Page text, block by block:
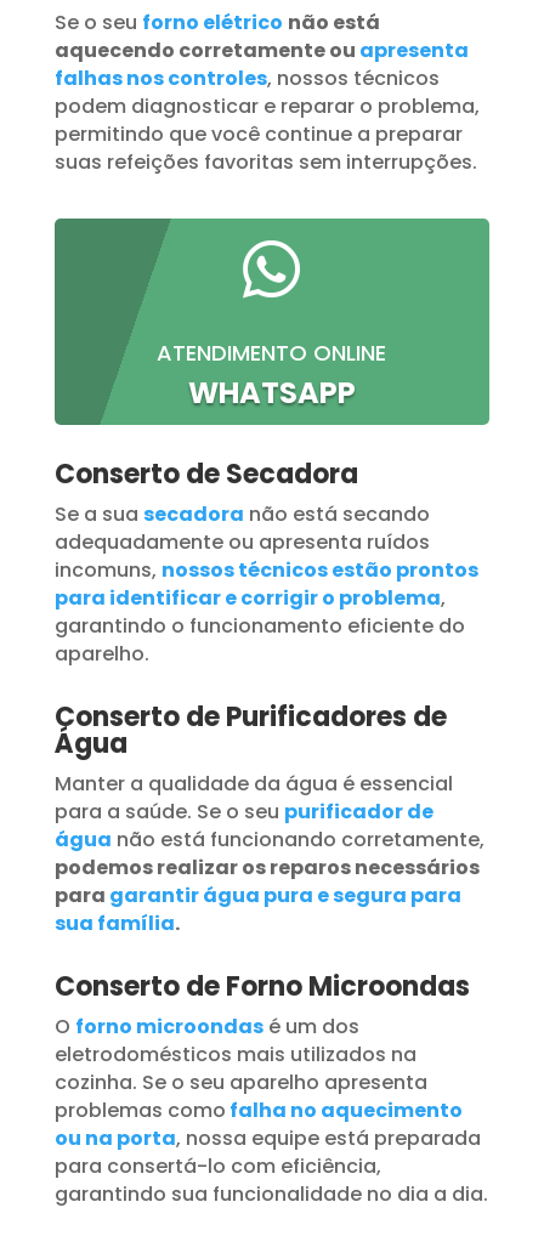
Se o seu forno elétrico não está
aquecendo corretamente ou apresenta
falhas nos controles, nossos técnicos
podem diagnosticar e reparar o problema,
permitindo que você continue a preparar
suas refeições favoritas sem interrupções.

ATENDIMENTO ONLINE
WHATSAPP
Conserto de Secadora
Se a sua secadora não está secando
adequadamente ou apresenta ruídos
incomuns, nossos técnicos estão prontos
para identificar e corrigir o problema,
garantindo o funcionamento eficiente do
aparelho.
Conserto de Purificadores de
Água
Manter a qualidade da água é essencial
para a saúde. Se o seu purificador de
água não está funcionando corretamente,
podemos realizar os reparos necessários
para garantir água pura e segura para
sua família.
Conserto de Forno Microondas
O forno microondasé um dos
eletrodomésticos mais utilizados na
cozinha. Se o seu aparelho apresenta
problemas como falha no aquecimento
ou na porta, nossa equipe está preparada
para consertá-lo com eficiência,
garantindo sua funcionalidade no dia a dia.